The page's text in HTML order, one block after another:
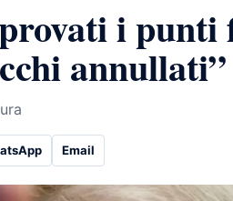
i punti
annullati”
Email